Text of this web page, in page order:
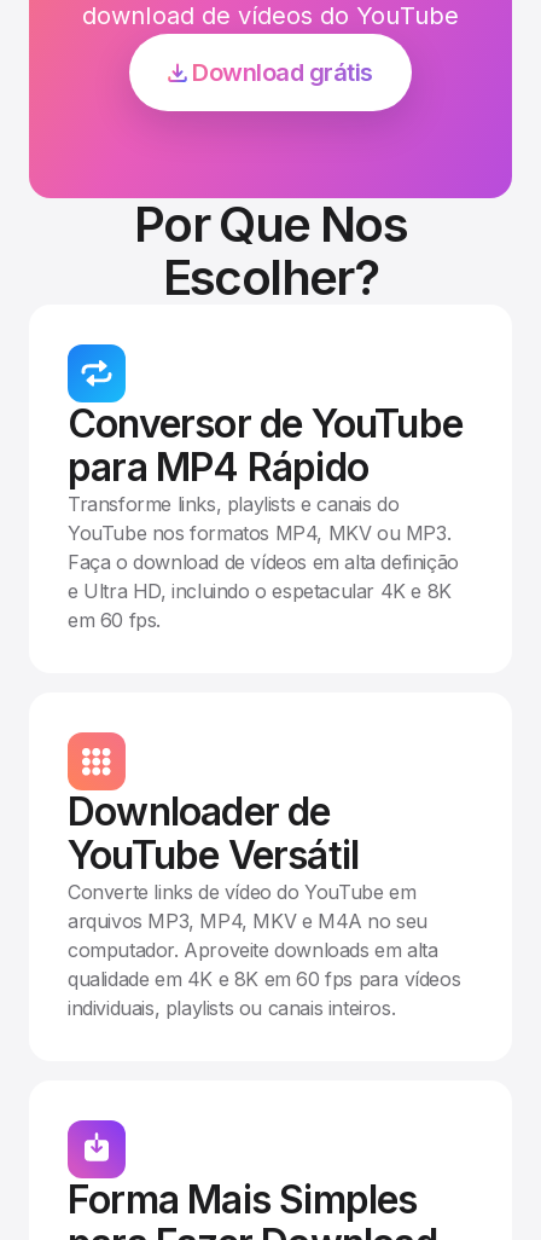
download de vídeos do YouTube
Download grátis
Por Que Nos
Escolher?
Conversor de YouTube
para MP4 Rápido
Transforme links, playlists e canais do
YouTube nos formatos MP4, MKV ou MP3.
Faça o download de vídeos em alta definição
e Ultra HD, incluindo o espetacular 4K e 8K
em 60 fps.
Downloader de
YouTube Versátil
Converte links de vídeo do YouTube em
arquivos MP3, MP4, MKV e M4A no seu
computador. Aproveite downloads em alta
qualidade em 4K e 8K em 60 fps para vídeos
individuais, playlists ou canais inteiros.
Forma Mais Simples